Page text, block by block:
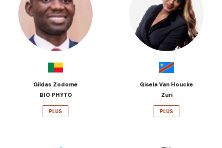
Gildas Zodome
BIO PHYTO
PLUS
Gisela Van Houcke
Zuri
PLUS